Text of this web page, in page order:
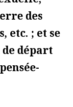
des
etc. ; et se
départ